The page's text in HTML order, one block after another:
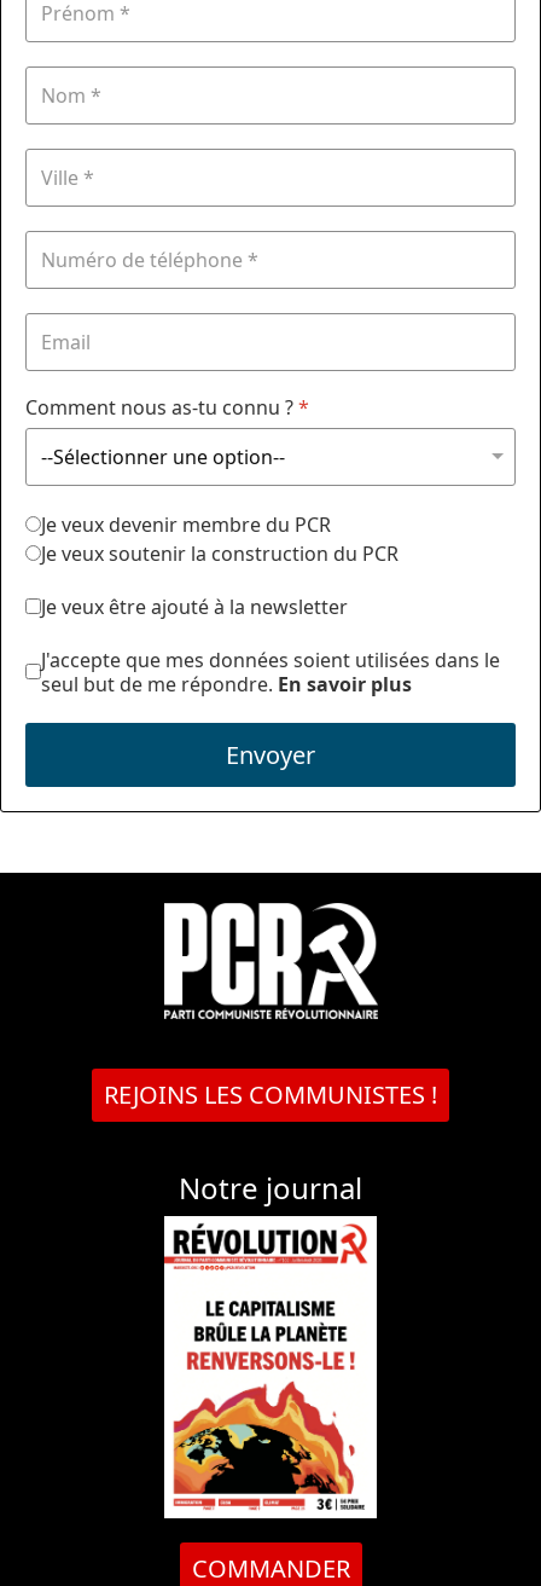
Comment nous as-tu connu ?*
Je veux devenir membre du PCR
Je veux soutenir la construction du PCR
Je veux être ajouté à la newsletter
J'accepte que mes données soient utilisées dans le
seul but de me répondre. En savoir plus
Envoyer
REJOINS LES COMMUNISTES !
Notre journal
COMMANDER